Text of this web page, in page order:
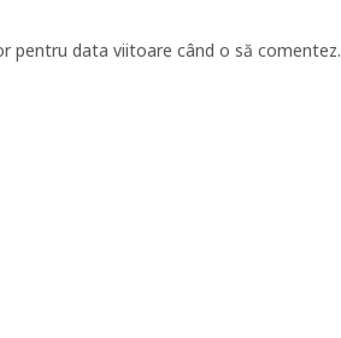
pentru data viitoare când o să comentez.